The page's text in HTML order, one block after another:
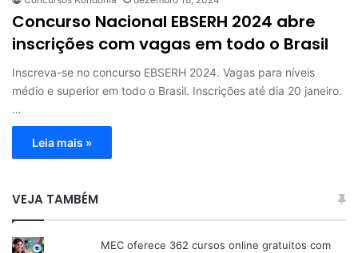
Concurso Nacional EBSERH 2024 abre
inscrições com vagas em todo o Brasil
Inscreva-se no concurso EBSERH 2024. Vagas para níveis
médio e superior em todo o Brasil. Inscrições até dia 20 janeiro.
…
Leia mais »
VEJA TAMBÉM
MEC oferece 362 cursos online gratuitos com